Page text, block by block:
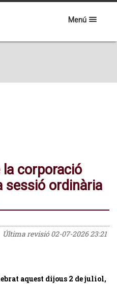
Menú
la corporació
sessió ordinària
Última revisió02-07-2026 23:21
aquest dijous 2 de juliol,